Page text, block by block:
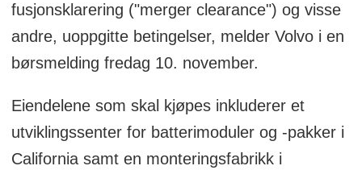
fusjonsklarering ("merger clearance") og visse
andre, uoppgitte betingelser, melder Volvo i en
børsmelding fredag 10. november.
Eiendelene som skal kjøpes inkluderer et
utviklingssenter for batterimoduler og -pakker i
California samt en monteringsfabrikk i